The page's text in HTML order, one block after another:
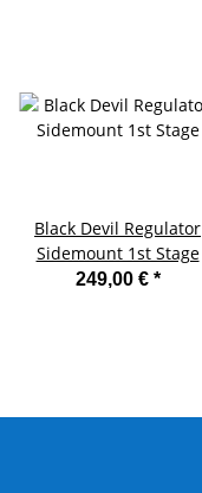
Black Devil Regulator
Sidemount 1st Stage
249,00 € *